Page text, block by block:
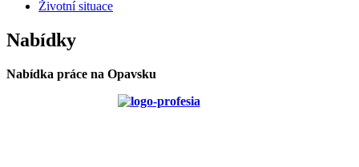
Životní situace
Nabídky
Nabídka práce na Opavsku